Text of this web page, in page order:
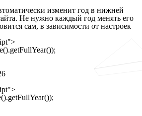
изменит год в нижней
Не нужно каждый год менять его
сам, в зависимости от настроек